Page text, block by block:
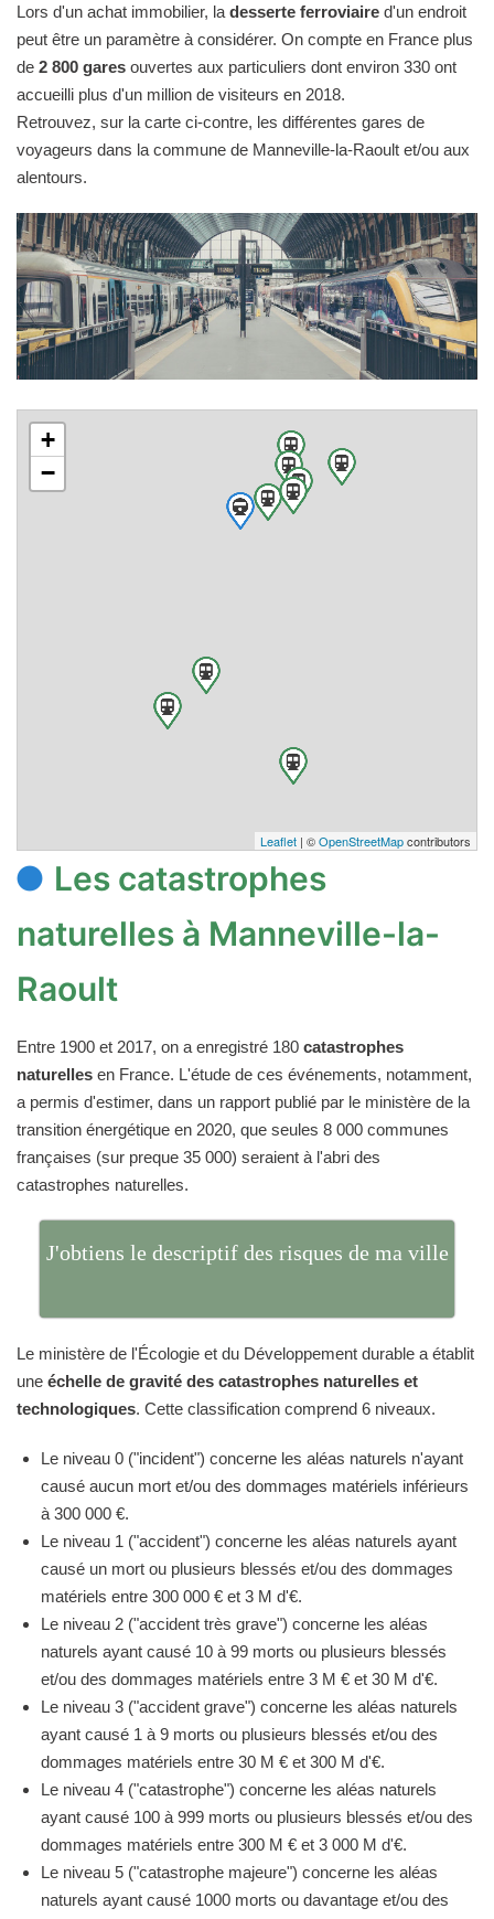
Lors d'un achat immobilier, la desserte ferroviaire d'un endroit
peut être un paramètre à considérer. On compte en France plus
de 2 800 gares ouvertes aux particuliers dont environ 330 ont
accueilli plus d'un million de visiteurs en 2018.
Retrouvez, sur la carte ci-contre, les différentes gares de
voyageurs dans la commune de Manneville-la-Raoult et/ou aux
alentours.
+
−
Leaflet | ©OpenStreetMapcontributors
Les catastrophes
naturelles à Manneville-la-
Raoult
Entre 1900 et 2017, on a enregistré 180 catastrophes
naturelles en France. L'étude de ces événements, notamment,
a permis d'estimer, dans un rapport publié par le ministère de la
transition énergétique en 2020, que seules 8 000 communes
françaises (sur preque 35 000) seraient à l'abri des
catastrophes naturelles.
J'obtiens le descriptif des risques de ma ville
Le ministère de l'Écologie et du Développement durable a établit
une échelle de gravité des catastrophes naturelles et
technologiques. Cette classification comprend 6 niveaux.
Le niveau 0 ("incident") concerne les aléas naturels n'ayant
causé aucun mort et/ou des dommages matériels inférieurs
à 300 000 €.
Le niveau 1 ("accident") concerne les aléas naturels ayant
causé un mort ou plusieurs blessés et/ou des dommages
matériels entre 300 000 € et 3 M d'€.
Le niveau 2 ("accident très grave") concerne les aléas
naturels ayant causé 10 à 99 morts ou plusieurs blessés
et/ou des dommages matériels entre 3 M € et 30 M d'€.
Le niveau 3 ("accident grave") concerne les aléas naturels
ayant causé 1 à 9 morts ou plusieurs blessés et/ou des
dommages matériels entre 30 M € et 300 M d'€.
Le niveau 4 ("catastrophe") concerne les aléas naturels
ayant causé 100 à 999 morts ou plusieurs blessés et/ou des
dommages matériels entre 300 M € et 3 000 M d'€.
Le niveau 5 ("catastrophe majeure") concerne les aléas
naturels ayant causé 1000 morts ou davantage et/ou des